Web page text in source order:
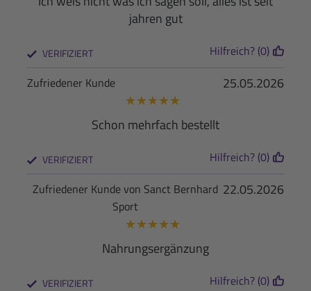
jahren gut
VERIFIZIERT Hilfreich? (0)
25.05.2026
Zufriedener Kunde
★★★★★
Schon mehrfach bestellt
VERIFIZIERT Hilfreich? (0)
22.05.2026
Zufriedener Kunde von Sanct Bernhard
Sport
★★★★★
Nahrungsergänzung
VERIFIZIERT Hilfreich? (0)